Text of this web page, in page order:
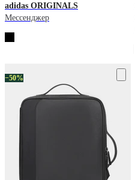
adidas ORIGINALS
Мессенджер
−50%